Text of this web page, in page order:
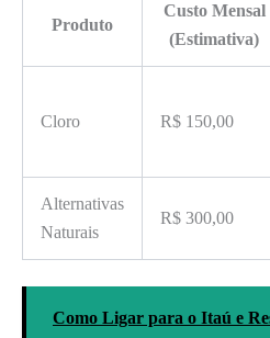
Produto
Custo Mensal
(Estimativa)
Cloro R$ 150,00
Alternativas
Naturais
R$ 300,00
Como Ligar para o Itaú e